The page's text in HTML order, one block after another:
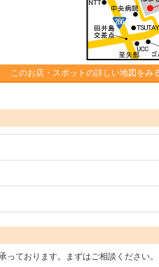
このお店・スポットの詳しい地図をみ
ております。まずはご相談ください。